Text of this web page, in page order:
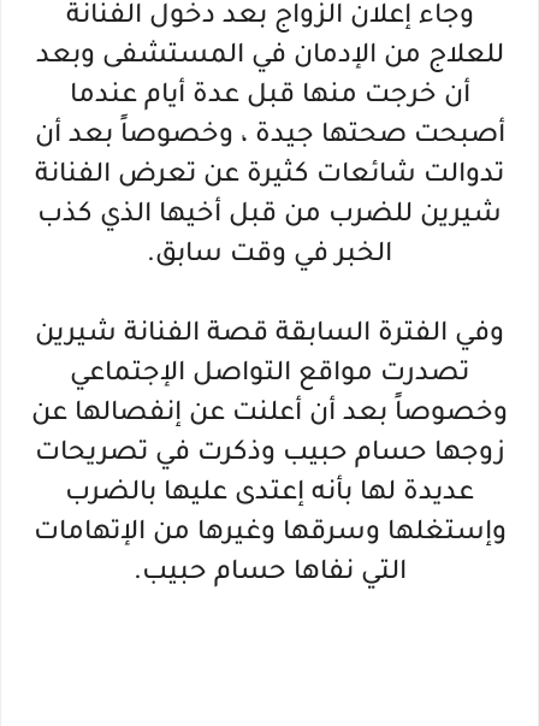
وجاء إعلان الزواج بعد دخول الفنانة
للعلاج من الإدمان في المستشفى وبعد
أن خرجت منها قبل عدة أيام عندما
أصبحت صحتها جيدة ، وخصوصاً بعد أن
تدوالت شائعات كثيرة عن تعرض الفنانة
شيرين للضرب من قبل أخيها الذي كذب
الخبر في وقت سابق.
وفي الفترة السابقة قصة الفنانة شيرين
تصدرت مواقع التواصل الإجتماعي
وخصوصاً بعد أن أعلنت عن إنفصالها عن
زوجها حسام حبيب وذكرت في تصريحات
عديدة لها بأنه إعتدى عليها بالضرب
وإستغلها وسرقها وغيرها من الإتهامات
التي نفاها حسام حبيب.